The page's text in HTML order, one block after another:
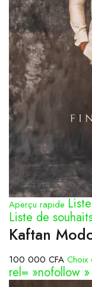
Aperçu rapide
Liste de
Kaftan
100 000 CFA Choix
rel= »nofollow